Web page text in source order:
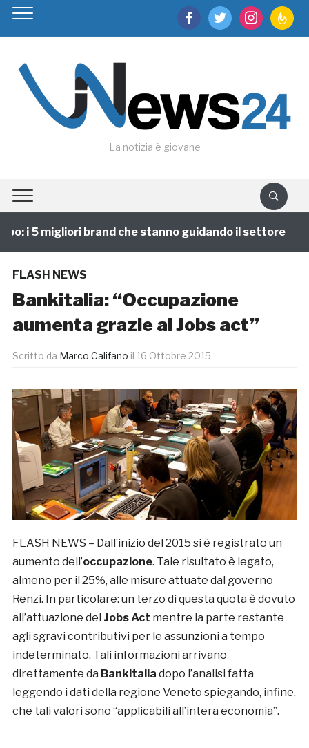
facebooktwitter instagram
La notizia è giovane
i 5 migliori brand che stanno guidando il settore
FLASH NEWS
Bankitalia: “Occupazione
aumenta grazie al Jobs act”
Scritto da Marco Califano il 16 Ottobre 2015
FLASH NEWS – Dall’inizio del 2015 si è registrato un
aumento dell’occupazione. Tale risultato è legato,
almeno per il 25%, alle misure attuate dal governo
Renzi. In particolare: un terzo di questa quota è dovuto
all’attuazione del Jobs Act mentre la parte restante
agli sgravi contributivi per le assunzioni a tempo
indeterminato. Tali informazioni arrivano
direttamente da Bankitalia dopo l’analisi fatta
leggendo i dati della regione Veneto spiegando, infine,
che tali valori sono “applicabili all’intera economia”.